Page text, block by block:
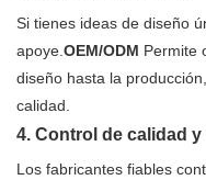
Si tienes ideas de diseño
apoye.OEM/ODM Permite
diseño hasta la
calidad.
4. Control de calidad y
Los fabricantes fiables